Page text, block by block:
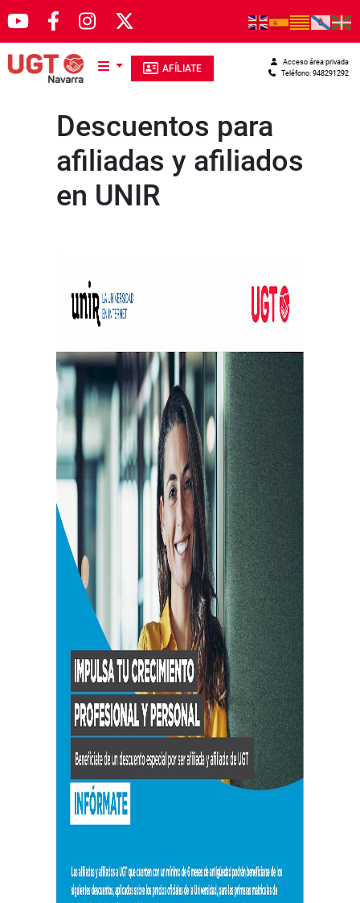
Pasar al contenido principal
AFÍLIATE Teléfono: 948291292
Acceso área privada
Descuentos para
afiliadas y afiliados
en UNIR